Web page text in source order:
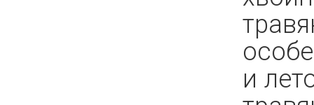
и